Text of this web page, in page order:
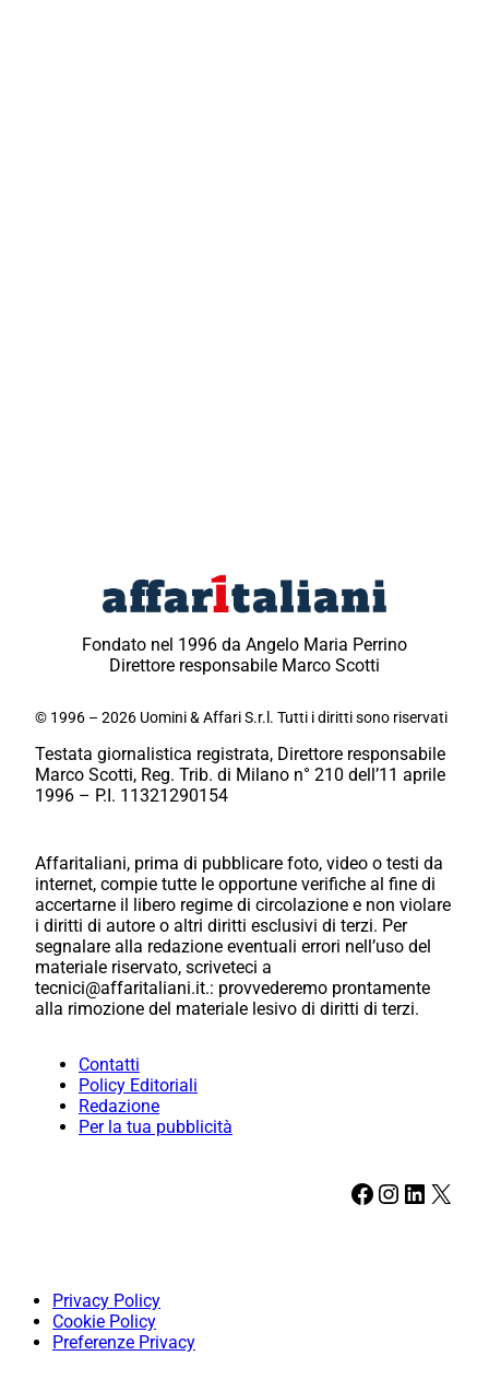
Fondato nel 1996 da Angelo Maria Perrino
Direttore responsabile Marco Scotti
© 1996 – 2026 Uomini & Affari S.r.l. Tutti i diritti sono riservati
Testata giornalistica registrata, Direttore responsabile
Marco Scotti, Reg. Trib. di Milano n° 210 dell’11 aprile
1996 – P.I. 11321290154
Affaritaliani, prima di pubblicare foto, video o testi da
internet, compie tutte le opportune verifiche al fine di
accertarne il libero regime di circolazione e non violare
i diritti di autore o altri diritti esclusivi di terzi. Per
segnalare alla redazione eventuali errori nell’uso del
materiale riservato, scriveteci a
tecnici@affaritaliani.it.: provvederemo prontamente
alla rimozione del materiale lesivo di diritti di terzi.
Contatti
Policy Editoriali
Redazione
Per la tua pubblicità
Facebook Instagram LinkedIn X
Privacy Policy
Cookie Policy
Preferenze Privacy